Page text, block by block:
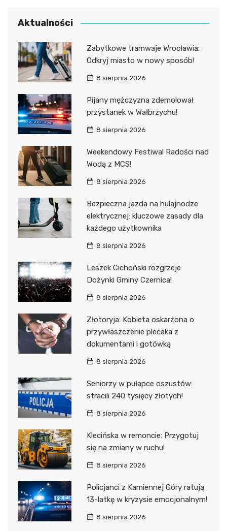
Aktualności
Zabytkowe tramwaje Wrocławia:
Odkryj miasto w nowy sposób!
8 sierpnia 2026
Pijany mężczyzna zdemolował
przystanek w Wałbrzychu!
8 sierpnia 2026
Weekendowy Festiwal Radości nad
Wodą z MCS!
8 sierpnia 2026
Bezpieczna jazda na hulajnodze
elektrycznej: kluczowe zasady dla
każdego użytkownika
8 sierpnia 2026
Leszek Cichoński rozgrzeje
Dożynki Gminy Czernica!
8 sierpnia 2026
Złotoryja: Kobieta oskarżona o
przywłaszczenie plecaka z
dokumentami i gotówką
8 sierpnia 2026
Seniorzy w pułapce oszustów:
stracili 240 tysięcy złotych!
8 sierpnia 2026
Klecińska w remoncie: Przygotuj
się na zmiany w ruchu!
8 sierpnia 2026
Policjanci z Kamiennej Góry ratują
13-latkę w kryzysie emocjonalnym!
8 sierpnia 2026